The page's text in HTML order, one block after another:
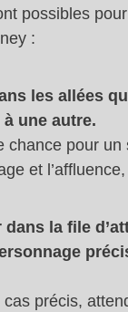
possibles
:
les allées
une autre.
chance pour un
et
la file
précis,